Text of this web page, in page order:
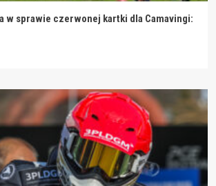
w sprawie czerwonej kartki dla Camavingi: